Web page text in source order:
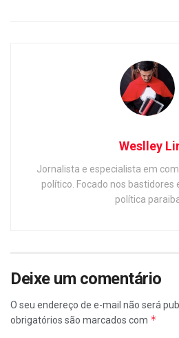
Weslley
Jornalista e especialista em
político. Focado nos
política
Deixe um comentário
O seu endereço de e-mail não será
obrigatórios são marcados com *